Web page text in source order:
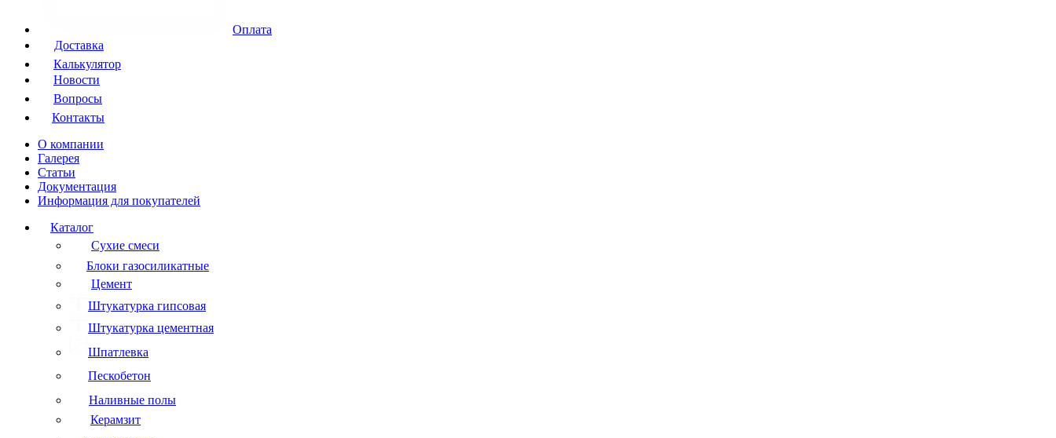
Оплата
Доставка
Калькулятор
Новости
Вопросы
Контакты
О компании
Галерея
Статьи
Документация
Информация для покупателей
Каталог
Сухие смеси
Блоки газосиликатные
Цемент
Штукатурка гипсовая
Штукатурка цементная
Шпатлевка
Пескобетон
Наливные полы
Керамзит